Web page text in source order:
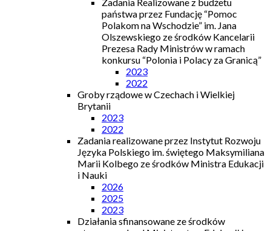
państwa przez Fundację “Pomoc
Polakom na Wschodzie” im. Jana
Olszewskiego ze środków Kancelarii
Prezesa Rady Ministrów w ramach
konkursu “Polonia i Polacy za Granicą”
2023
2022
Groby rządowe w Czechach i Wielkiej
Brytanii
2023
2022
Zadania realizowane przez Instytut Rozwoju
Języka Polskiego im. świętego Maksymiliana
Marii Kolbego ze środków Ministra Edukacji
i Nauki
2026
2025
2023
Działania sfinansowane ze środków